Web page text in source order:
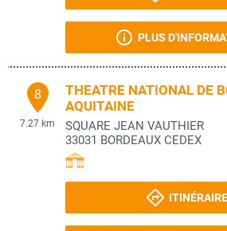
PLUS
8
7.27 km
THEATRE NATIONAL DE
AQUITAINE
SQUARE JEAN VAUTHIER
33031 BORDEAUX CEDEX
ITINÉRAIRE